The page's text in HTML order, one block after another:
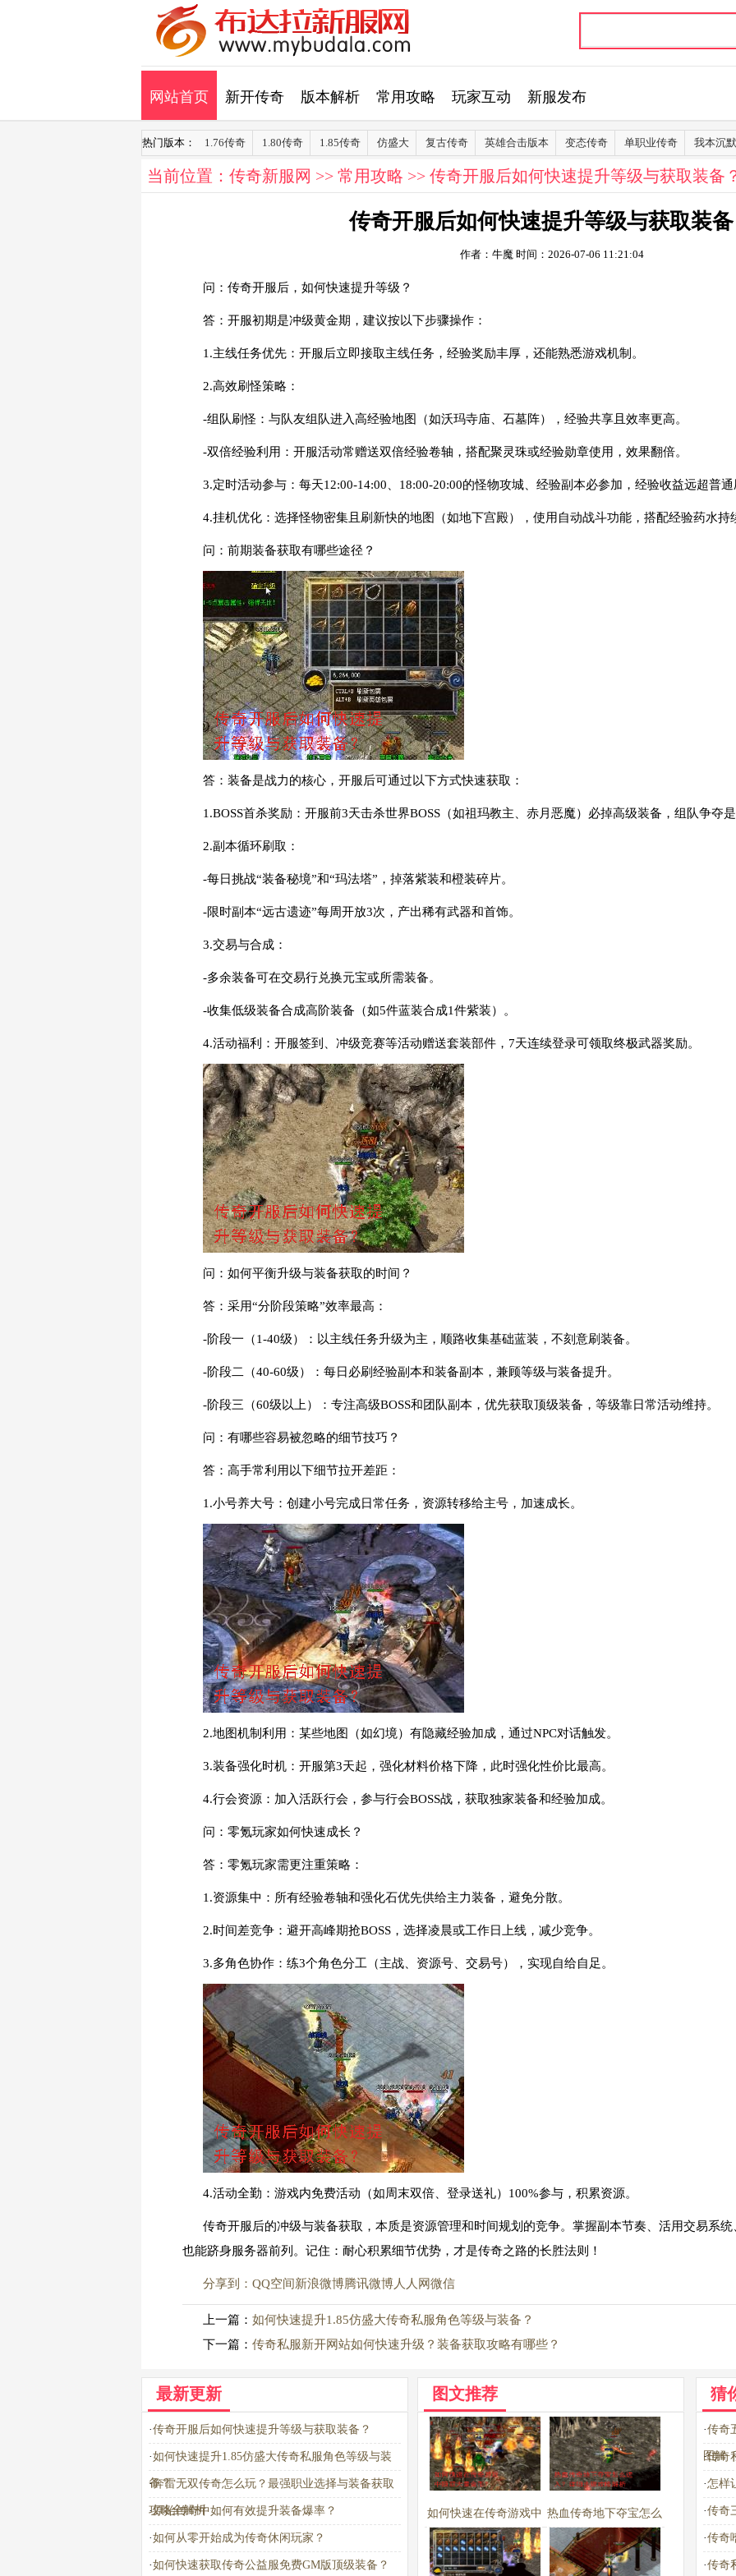
网站首页 新开传奇 版本解析 常用攻略 玩家互动 新服发布
热门版本： 1.76传奇 1.80传奇 1.85传奇 仿盛大 复古传奇 英雄合击版本 变态传奇 单职业传奇 我本沉默
当前位置： 传奇新服网 >> 常用攻略 >> 传奇开服后如何快速提升等级与获取装备
传奇开服后如何快速提升等级与获取装
作者：牛魔 时间：2026-07-06 11:21:04
问：传奇开服后，如何快速提升等级？
答：开服初期是冲级黄金期，建议按以下步骤操作：
1.主线任务优先：开服后立即接取主线任务，经验奖励丰厚，还能熟悉游戏机制。
2.高效刷怪策略：
-组队刷怪：与队友组队进入高经验地图（如沃玛寺庙、石墓阵），经验共享且效率更高。
-双倍经验利用：开服活动常赠送双倍经验卷轴，搭配聚灵珠或经验勋章使用，效果翻倍。
3.定时活动参与：每天12:00-14:00、18:00-20:00的怪物攻城、经验副本必参加，经验收益远超普
4.挂机优化：选择怪物密集且刷新快的地图（如地下宫殿），使用自动战斗功能，搭配经验药水持
问：前期装备获取有哪些途径？
答：装备是战力的核心，开服后可通过以下方式快速获取：
1.BOSS首杀奖励：开服前3天击杀世界BOSS（如祖玛教主、赤月恶魔）必掉高级装备，组队争夺
2.副本循环刷取：
-每日挑战“装备秘境”和“玛法塔”，掉落紫装和橙装碎片。
-限时副本“远古遗迹”每周开放3次，产出稀有武器和首饰。
3.交易与合成：
-多余装备可在交易行兑换元宝或所需装备。
-收集低级装备合成高阶装备（如5件蓝装合成1件紫装）。
4.活动福利：开服签到、冲级竞赛等活动赠送套装部件，7天连续登录可领取终极武器奖励。
问：如何平衡升级与装备获取的时间？
答：采用“分阶段策略”效率最高：
-阶段一（1-40级）：以主线任务升级为主，顺路收集基础蓝装，不刻意刷装备。
-阶段二（40-60级）：每日必刷经验副本和装备副本，兼顾等级与装备提升。
-阶段三（60级以上）：专注高级BOSS和团队副本，优先获取顶级装备，等级靠日常活动维持。
问：有哪些容易被忽略的细节技巧？
答：高手常利用以下细节拉开差距：
1.小号养大号：创建小号完成日常任务，资源转移给主号，加速成长。
2.地图机制利用：某些地图（如幻境）有隐藏经验加成，通过NPC对话触发。
3.装备强化时机：开服第3天起，强化材料价格下降，此时强化性价比最高。
4.行会资源：加入活跃行会，参与行会BOSS战，获取独家装备和经验加成。
问：零氪玩家如何快速成长？
答：零氪玩家需更注重策略：
1.资源集中：所有经验卷轴和强化石优先供给主力装备，避免分散。
2.时间差竞争：避开高峰期抢BOSS，选择凌晨或工作日上线，减少竞争。
3.多角色协作：练3个角色分工（主战、资源号、交易号），实现自给自足。
4.活动全勤：游戏内免费活动（如周末双倍、登录送礼）100%参与，积累资源。
传奇开服后的冲级与装备获取，本质是资源管理和时间规划的竞争。掌握副本节奏、活用交易系
也能跻身服务器前列。记住：耐心积累细节优势，才是传奇之路的长胜法则！
分享到： QQ空间新浪微博腾讯微博人人网微信
上一篇： 如何快速提升1.85仿盛大传奇私服角色等级与装备？
下一篇： 传奇私服新开网站如何快速升级？装备获取攻略有哪些？
最新更新
·传奇开服后如何快速提升等级与获取装备？
·如何快速提升1.85仿盛大传奇私服角色等级与装
备？
·奔雷无双传奇怎么玩？最强职业选择与装备获取
攻略全解析
·原始传奇中如何有效提升装备爆率？
·如何从零开始成为传奇休闲玩家？
·如何快速获取传奇公益服免费GM版顶级装备？
图文推荐
如何快速在传奇游戏中
赚取大量金币？
热血传奇地下夺宝怎么
进入？详细步骤攻略解
析
猜
·传奇
图解
·传奇
·怎样
·传奇
·传奇
·传奇